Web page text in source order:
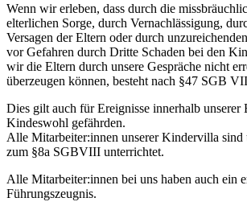
Wenn wir erleben, dass durch die
elterlichen Sorge, durch Vernachlässigung,
Versagen der Eltern oder durch
vor Gefahren durch Dritte Schaden bei den
wir die Eltern durch unsere Gespräche nicht
überzeugen können, besteht nach §47 SGB
Dies gilt auch für Ereignisse innerhalb unserer
Kindeswohl gefährden.
Alle Mitarbeiter:innen unserer Kindervilla sind
zum §8a SGBVIII unterrichtet.
Alle Mitarbeiter:innen bei uns haben auch ein
Führungszeugnis.